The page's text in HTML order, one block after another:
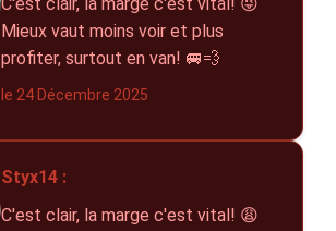
Mieux vaut moins voir et plus
profiter, surtout en van! 🚐💨
le 24 Décembre 2025
Styx14 :
C'est clair, la marge c'est vital! 😩